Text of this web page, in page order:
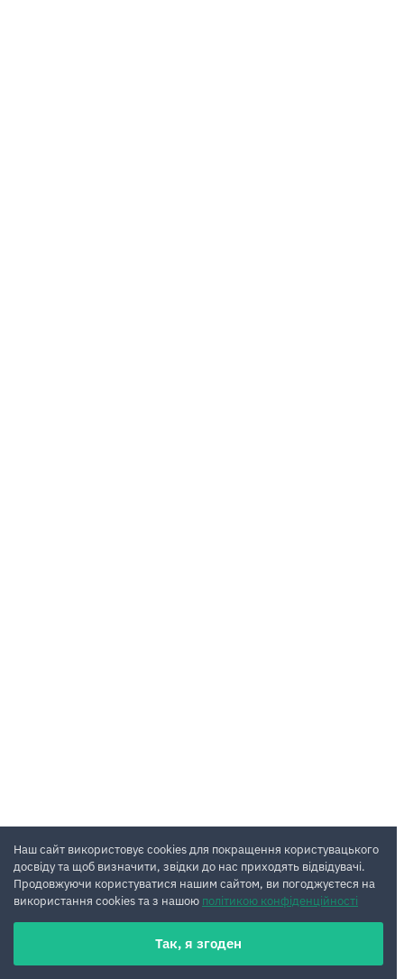
Наш сайт використовує cookies для покращення користувацького
досвіду та щоб визначити, звідки до нас приходять відвідувачі.
Продовжуючи користуватися нашим сайтом, ви погоджуєтеся на
використання cookies та з нашою політикою конфіденційності
Так, я згоден